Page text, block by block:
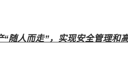
随人而走”，实现安全管理和